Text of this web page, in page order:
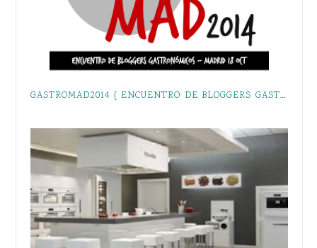
GASTROMAD2014 { ENCUENTRO DE BLOGGERS GASTRONÓMICOS }